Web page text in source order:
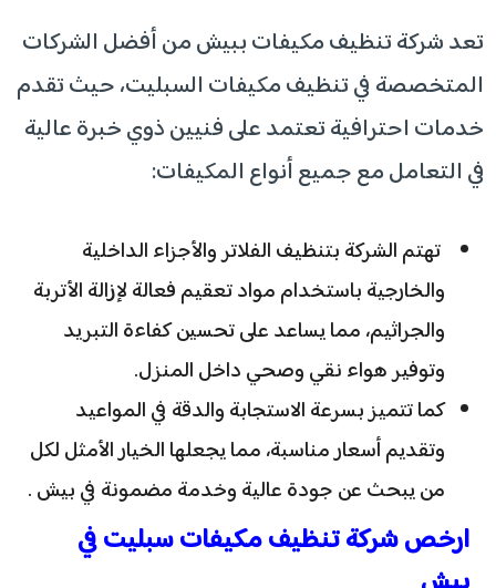
تعد شركة تنظيف مكيفات ببيش من أفضل الشركات
المتخصصة في تنظيف مكيفات السبليت، حيث تقدم
خدمات احترافية تعتمد على فنيين ذوي خبرة عالية
في التعامل مع جميع أنواع المكيفات:
تهتم الشركة بتنظيف الفلاتر والأجزاء الداخلية
والخارجية باستخدام مواد تعقيم فعالة لإزالة الأتربة
والجراثيم، مما يساعد على تحسين كفاءة التبريد
وتوفير هواء نقي وصحي داخل المنزل.
كما تتميز بسرعة الاستجابة والدقة في المواعيد
وتقديم أسعار مناسبة، مما يجعلها الخيار الأمثل لكل
من يبحث عن جودة عالية وخدمة مضمونة في بيش .
ارخص شركة تنظيف مكيفات سبليت في